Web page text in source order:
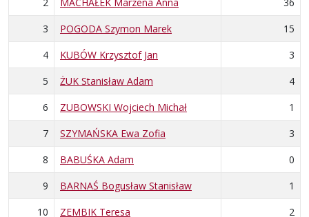
3
POGODA Szymon Marek
15
4
KUBÓW Krzysztof Jan
3
5
ŻUK Stanisław Adam
4
6
ZUBOWSKI Wojciech Michał
1
7
SZYMAŃSKA Ewa Zofia
3
8
BABUŚKA Adam
0
9
BARNAŚ Bogusław Stanisław
1
10
ZEMBIK Teresa
2